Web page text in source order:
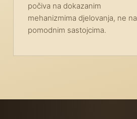
počiva na dokazanim
mehanizmima djelovanja, ne na
pomodnim sastojcima.